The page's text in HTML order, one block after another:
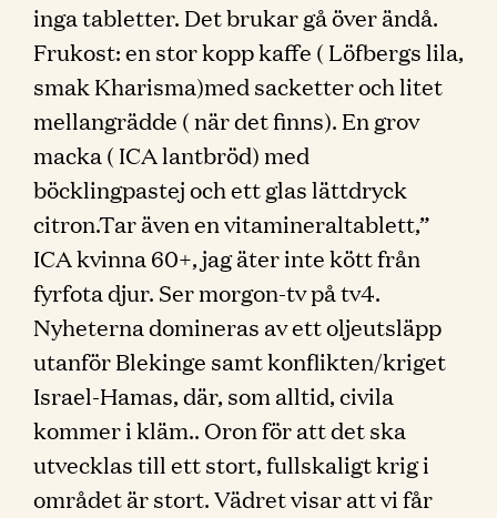
inga tabletter. Det brukar gå över ändå.
Frukost: en stor kopp kaffe ( Löfbergs lila,
smak Kharisma)med sacketter och litet
mellangrädde ( när det finns). En grov
macka ( ICA lantbröd) med
böcklingpastej och ett glas lättdryck
citron.Tar även en vitamineraltablett,”
ICA kvinna 60+, jag äter inte kött från
fyrfota djur. Ser morgon-tv på tv4.
Nyheterna domineras av ett oljeutsläpp
utanför Blekinge samt konflikten/kriget
Israel-Hamas, där, som alltid, civila
kommer i kläm.. Oron för att det ska
utvecklas till ett stort, fullskaligt krig i
området är stort. Vädret visar att vi får